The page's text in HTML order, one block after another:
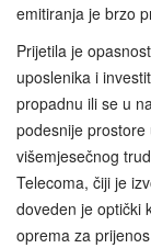
emitiranja je brzo
Prijetila je
uposlenika i
propadnu ili se u
podesnije
višemjesečnog
Telecoma, čiji je
doveden je optički
oprema za